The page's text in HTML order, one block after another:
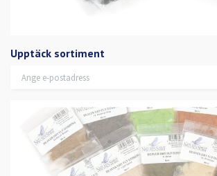
Upptäck sortiment